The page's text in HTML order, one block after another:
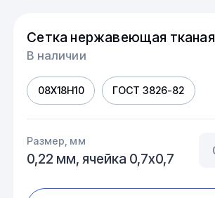
Сетка нержавеющая тканая
В наличии
08Х18Н10 ГОСТ 3826-82
Размер, мм
0,22 мм, ячейка 0,7х0,7